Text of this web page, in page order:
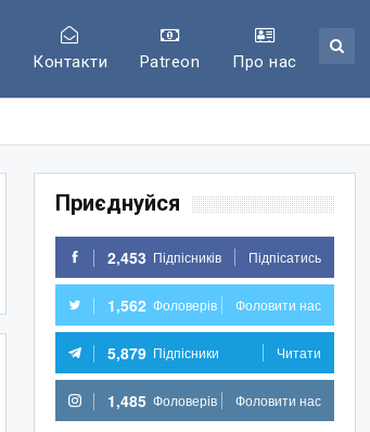
Контакти Patreon Про нас
Приєднуйся
2,453 Підпісників Підпісатись
1,562 Фоловерів Фоловити нас
5,879 Підпісники Читати
1,485 Фоловерів Фоловити нас